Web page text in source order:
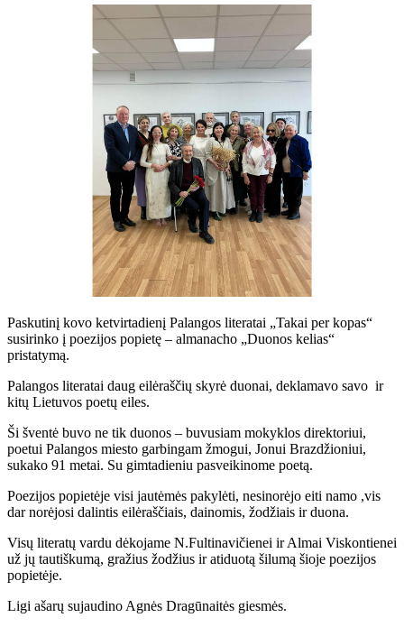
Paskutinį kovo ketvirtadienį Palangos literatai „Takai per kopas“
susirinko į poezijos popietę – almanacho „Duonos kelias“
pristatymą.
Palangos literatai daug eilėraščių skyrė duonai, deklamavo savo ir
kitų Lietuvos poetų eiles.
Ši šventė buvo ne tik duonos – buvusiam mokyklos direktoriui,
poetui Palangos miesto garbingam žmogui, Jonui Brazdžioniui,
sukako 91 metai. Su gimtadieniu pasveikinome poetą.
Poezijos popietėje visi jautėmės pakylėti, nesinorėjo eiti namo ,vis
dar norėjosi dalintis eilėraščiais, dainomis, žodžiais ir duona.
Visų literatų vardu dėkojame N.Fultinavičienei ir Almai Viskontienei
už jų tautiškumą, gražius žodžius ir atiduotą šilumą šioje poezijos
popietėje.
Ligi ašarų sujaudino Agnės Dragūnaitės giesmės.